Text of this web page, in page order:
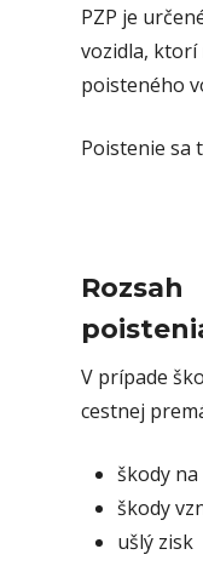
PZP je
vozidla,
poisteného
Poistenie sa
Rozsah
V prípade
cestnej
škody
škody
ušlý zisk